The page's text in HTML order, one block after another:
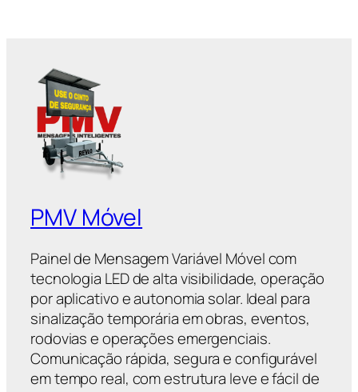
PMV Móvel
Painel de Mensagem Variável Móvel com
tecnologia LED de alta visibilidade, operação
por aplicativo e autonomia solar. Ideal para
sinalização temporária em obras, eventos,
rodovias e operações emergenciais.
Comunicação rápida, segura e configurável
em tempo real, com estrutura leve e fácil de